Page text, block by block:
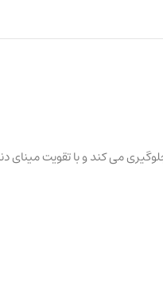
می­ کند و با تقویت مینای